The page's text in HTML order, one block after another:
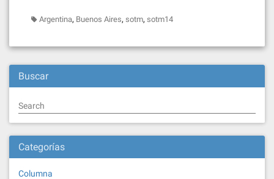
Argentina, Buenos Aires, sotm, sotm14
Buscar
Search
Categorías
Columna